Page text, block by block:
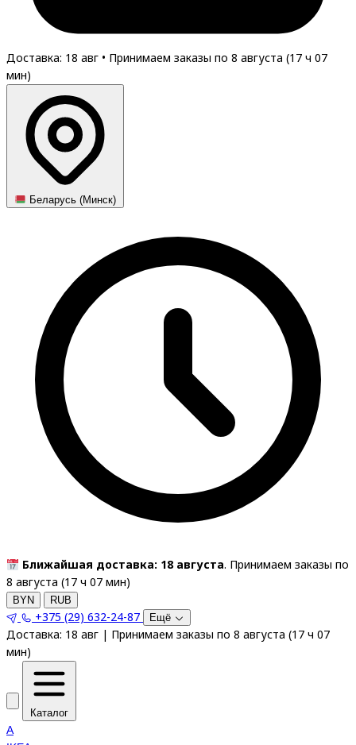
Доставка: 18 авг • Принимаем заказы по 8 августа (17 ч 07
мин)
Беларусь (Минск)
Ближайшая доставка: 18 августа. Принимаем заказы по
8 августа (17 ч 07 мин)
BYN RUB
+375 (29) 632-24-87 Ещё
Доставка: 18 авг | Принимаем заказы по 8 августа (17 ч 07
мин)
Каталог
A